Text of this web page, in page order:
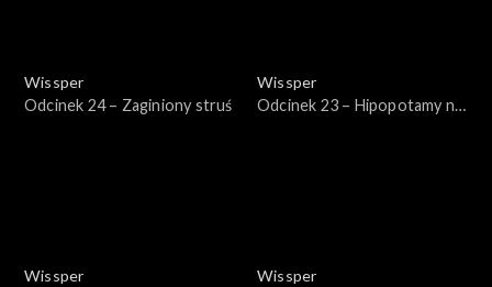
Wissper
Odcinek 24 – Zaginiony struś
Wissper
Odcinek 23 – Hipopotamy na
Wissper
Wissper